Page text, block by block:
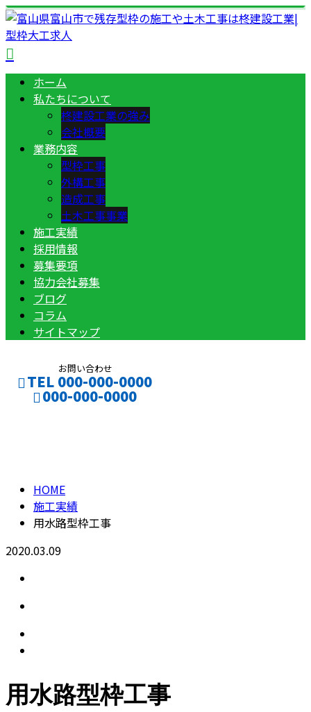
ホーム
私たちについて
柊建設工業の強み
会社概要
業務内容
型枠工事
外構工事
造成工事
土木工事事業
施工実績
採用情報
募集要項
協力会社募集
ブログ
コラム
サイトマップ
お問い合わせ
TEL 000-000-0000
000-000-0000
HOME
施工実績
用水路型枠工事
2020.03.09
用水路型枠工事